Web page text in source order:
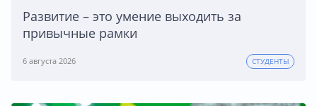
Развитие – это умение выходить за
привычные рамки
6 августа 2026 СТУДЕНТЫ